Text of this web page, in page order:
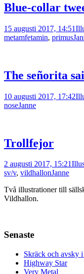
Blue-collar
15 augusti 2017, 14:51
metamfetamin, primus
The señorita
10 augusti 2017, 17:42
noseJanne
Trollfejor
2 augusti 2017, 15:21
sv/v, vildhallonJanne
Två illustrationer till
Vildhallon.
Senaste
Skräck och avsky
Highway Star
Very Metal